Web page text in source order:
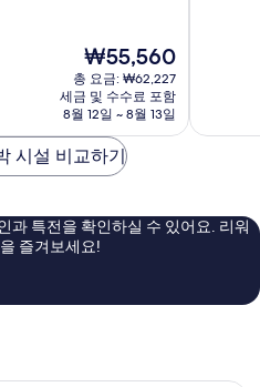
현
재
요
금
₩55,560
₩55,560
총 요금: ₩62,227
세금 및 수수료 포함
8월 12일 ~ 8월 13일
시설 비교하기
과 특전을 확인하실 수 있어요. 리워
즐겨보세요!